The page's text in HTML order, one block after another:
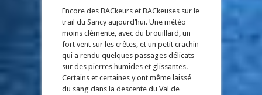
Encore des BACkeurs et BACkeuses sur le
trail du Sancy aujourd’hui. Une météo
moins clémente, avec du brouillard, un
fort vent sur les crêtes, et un petit crachin
qui a rendu quelques passages délicats
sur des pierres humides et glissantes.
Certains et certaines y ont même laissé
du sang dans la descente du Val de